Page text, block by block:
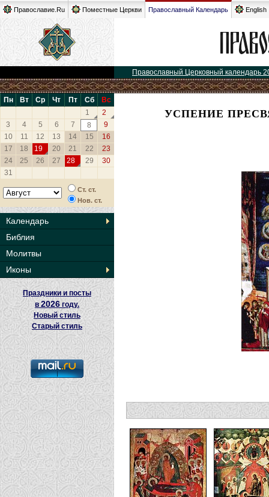
Православие.Ru Поместные Церкви Православный Календарь English
Православный Церковный календарь
Пн Вт Ср Чт Пт Сб
Вс
1
2
3
4 5 6 7 8
9
10
11 12 13 14 15
16
17
18 19 20 21 22
23
24
25 26 27 28 29
30
31
Ст. ст.
Нов. ст.
Календарь
Библия
Молитвы
Иконы
Праздники и посты
в2026 году.
Новый стиль
Старый стиль
УСПЕНИЕ